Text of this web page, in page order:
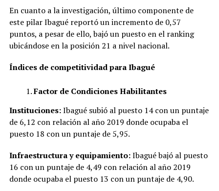
En cuanto a la investigación, último componente de
este pilar Ibagué reportó un incremento de 0,57
puntos, a pesar de ello, bajó un puesto en el ranking
ubicándose en la posición 21 a nivel nacional.
Índices de competitividad para Ibagué
Factor de Condiciones Habilitantes
Instituciones:Ibagué subió al puesto 14 con un puntaje
de 6,12 con relación al año 2019 donde ocupaba el
puesto 18 con un puntaje de 5,95.
Infraestructura y equipamiento:Ibagué bajó al puesto
16 con un puntaje de 4,49 con relación al año 2019
donde ocupaba el puesto 13 con un puntaje de 4,90.